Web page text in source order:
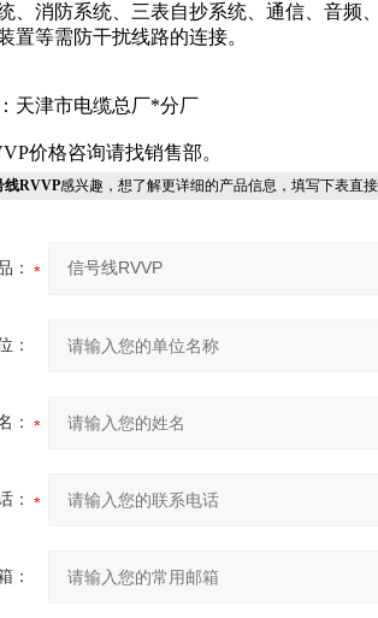
、消防系统、三表自抄系统、通信、音频
置等需防干扰线路的连接。
天津市电缆总厂*分厂
价格咨询请找销售部。
线RVVP感兴趣，想了解更详细的产品信息，填写下表直接
：
：
：
：
：